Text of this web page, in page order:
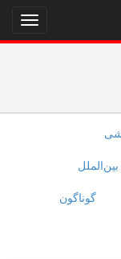
نمایش
منو
بین‌الملل
گوناگون